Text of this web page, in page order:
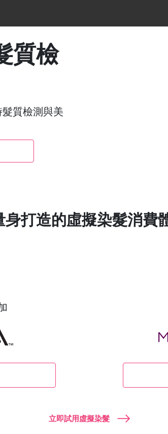
質檢
質檢測與美
身打造的虛擬染髮消費
立即試用虛擬染髮